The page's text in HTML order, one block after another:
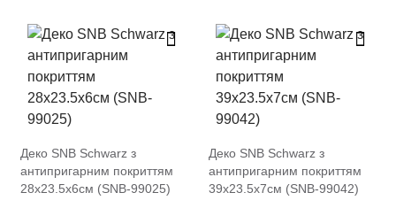
Деко SNB Schwarz з
антипригарним покриттям
28х23.5х6см (SNB-99025)
Деко SNB Schwarz з
антипригарним покриттям
39х23.5х7см (SNB-99042)